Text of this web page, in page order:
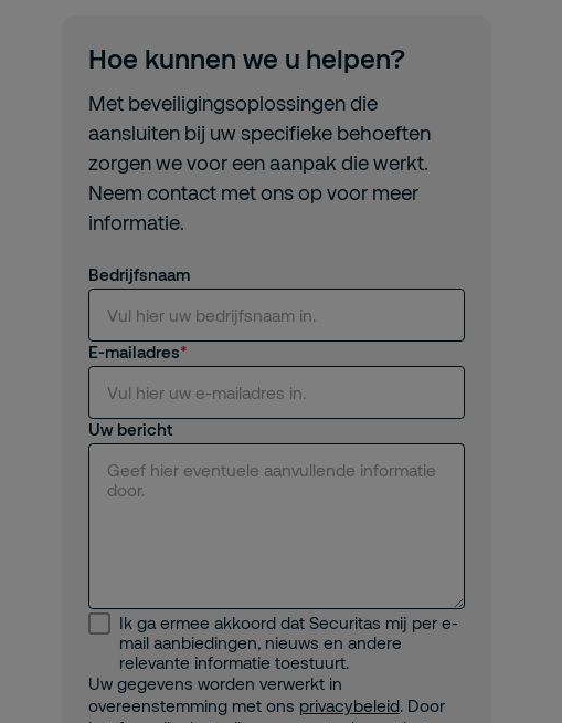
Hoe kunnen we u helpen?
Met beveiligingsoplossingen die
aansluiten bij uw specifieke behoeften
zorgen we voor een aanpak die werkt.
Neem contact met ons op voor meer
informatie.
Bedrijfsnaam
E-mailadres
Uw bericht
Ik ga ermee akkoord dat Securitas mij per e-
mail aanbiedingen, nieuws en andere
relevante informatie toestuurt.
Uw gegevens worden verwerkt in
overeenstemming met ons privacybeleid. Door